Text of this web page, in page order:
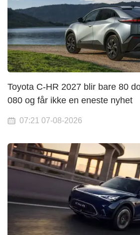
Toyota C-HR 2027 blir bare 80
080 og får ikke en eneste nyhet
07:21 07-08-2026